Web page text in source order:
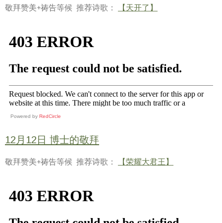
敬拜赞美+祷告等候 推荐诗歌： 【天开了】
Powered by RedCircle
12月12日 博士的敬拜
敬拜赞美+祷告等候 推荐诗歌： 【荣耀大君王】